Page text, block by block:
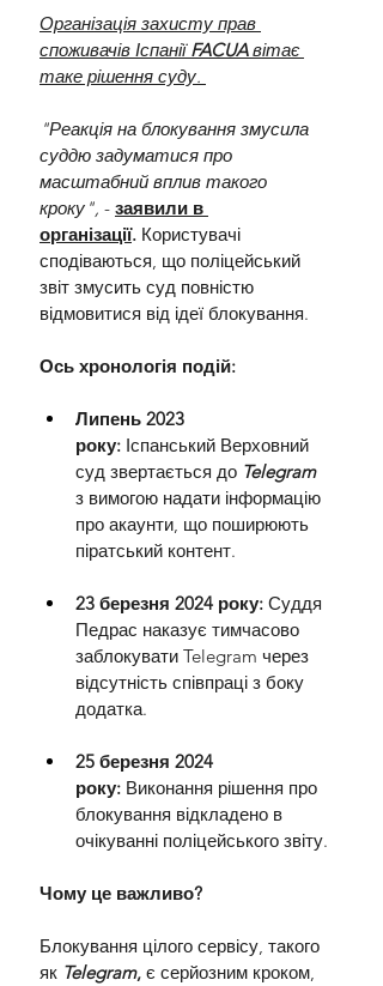
Організація захисту прав
споживачів Іспанії FACUA вітає
таке рішення суду.
"Реакція на блокування змусила
суддю задуматися про
масштабний вплив такого
кроку", - заявили в
організації. Користувачі
сподіваються, що поліцейський
звіт змусить суд повністю
відмовитися від ідеї блокування.
Ось хронологія подій:
Липень 2023
року: Іспанський Верховний
суд звертається до Telegram
з вимогою надати інформацію
про акаунти, що поширюють
піратський контент.
23 березня 2024 року: Суддя
Педрас наказує тимчасово
заблокувати Telegram через
відсутність співпраці з боку
додатка.
25 березня 2024
року: Виконання рішення про
блокування відкладено в
очікуванні поліцейського звіту.
Чому це важливо?
Блокування цілого сервісу, такого
як Telegram, є серйозним кроком,